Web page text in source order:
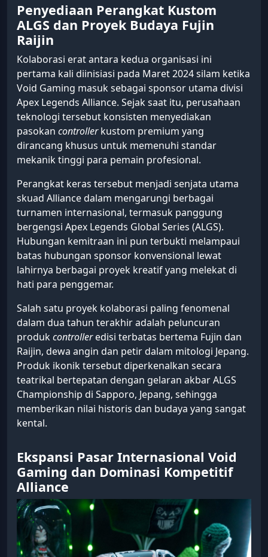
Penyediaan Perangkat Kustom
ALGS dan Proyek Budaya Fujin
Raijin
Kolaborasi erat antara kedua organisasi ini
pertama kali diinisiasi pada Maret 2024 silam ketika
Void Gaming masuk sebagai sponsor utama divisi
Apex Legends Alliance. Sejak saat itu, perusahaan
teknologi tersebut konsisten menyediakan
pasokan controllerkustom premium yang
dirancang khusus untuk memenuhi standar
mekanik tinggi para pemain profesional.
Perangkat keras tersebut menjadi senjata utama
skuad Alliance dalam mengarungi berbagai
turnamen internasional, termasuk panggung
bergengsi Apex Legends Global Series (ALGS).
Hubungan kemitraan ini pun terbukti melampaui
batas hubungan sponsor konvensional lewat
lahirnya berbagai proyek kreatif yang melekat di
hati para penggemar.
Salah satu proyek kolaborasi paling fenomenal
dalam dua tahun terakhir adalah peluncuran
produkcontrolleredisi terbatas bertema Fujin dan
Raijin, dewa angin dan petir dalam mitologi Jepang.
Produk ikonik tersebut diperkenalkan secara
teatrikal bertepatan dengan gelaran akbar ALGS
Championship di Sapporo, Jepang, sehingga
memberikan nilai historis dan budaya yang sangat
kental.
Ekspansi Pasar Internasional Void
Gaming dan Dominasi Kompetitif
Alliance